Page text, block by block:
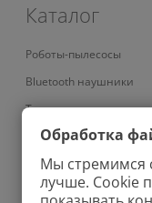
Каталог
Роботы-пылесосы
Bluetooth наушники
Телевизоры
Умные кондиционеры
Вертикальные
Роботы-мойщики окон
Обработка
Мы стремимся
лучше. Cookie